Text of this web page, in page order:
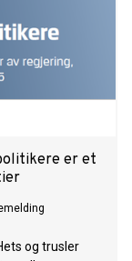
er et
og trusler